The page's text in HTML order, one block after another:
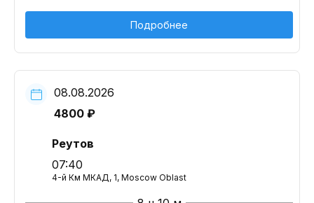
Подробнее
08.08.2026
4800 ₽
Реутов
07:40
4-й Км МКАД, 1, Moscow Oblast